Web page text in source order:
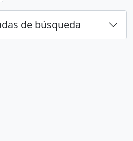
de búsqueda